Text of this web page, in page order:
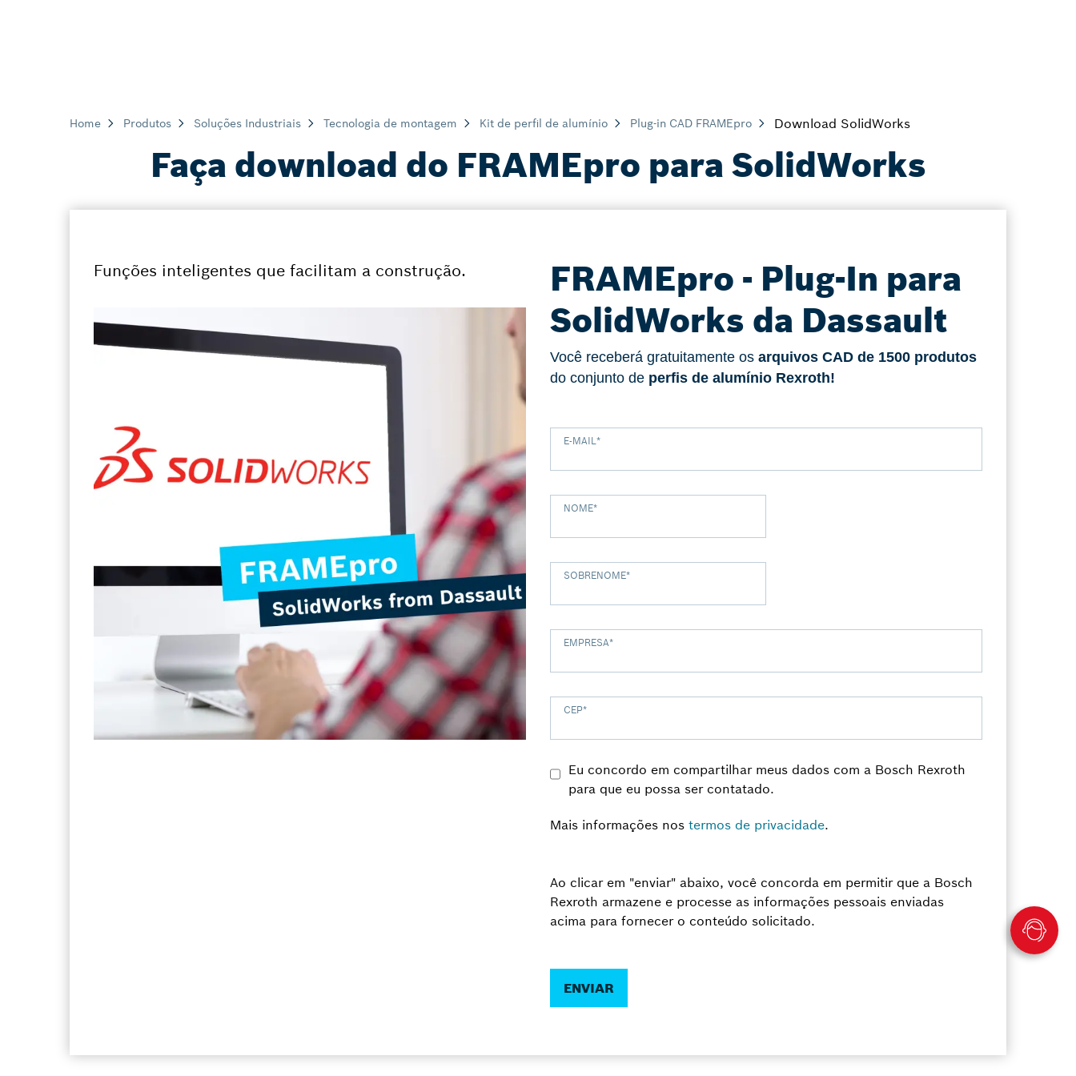
Home Produtos Soluções Industriais Tecnologia de montagem Kit de perfil de alumínio Plug-in CAD FRAMEpro Download SolidWorks
Faça download do FRAMEpro para SolidWorks
Funções inteligentes que facilitam a construção.
FRAMEpro - Plug-In para
SolidWorks da Dassault
Você receberá gratuitamente os arquivos CAD de 1500 produtos
do conjunto de perfis de alumínio Rexroth!
E-MAIL*
NOME*
SOBRENOME*
EMPRESA*
CEP*
Eu concordo em compartilhar meus dados com a Bosch Rexroth
para que eu possa ser contatado.
Mais informações nos termos de privacidade.
Ao clicar em "enviar" abaixo, você concorda em permitir que a Bosch
Rexroth armazene e processe as informações pessoais enviadas
acima para fornecer o conteúdo solicitado.